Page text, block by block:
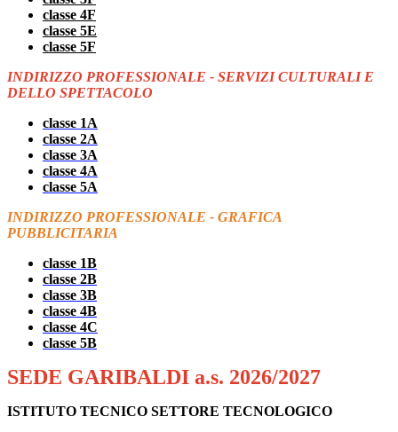
classe 4F
classe 5E
classe 5F
INDIRIZZO PROFESSIONALE - SERVIZI CULTURALI E
DELLO SPETTACOLO
classe 1A
classe 2A
classe 3A
classe 4A
classe 5A
INDIRIZZO PROFESSIONALE - GRAFICA
PUBBLICITARIA
classe 1B
classe 2B
classe 3B
classe 4B
classe 4C
classe 5B
SEDE GARIBALDI a.s. 2026/2027
ISTITUTO TECNICO SETTORE TECNOLOGICO